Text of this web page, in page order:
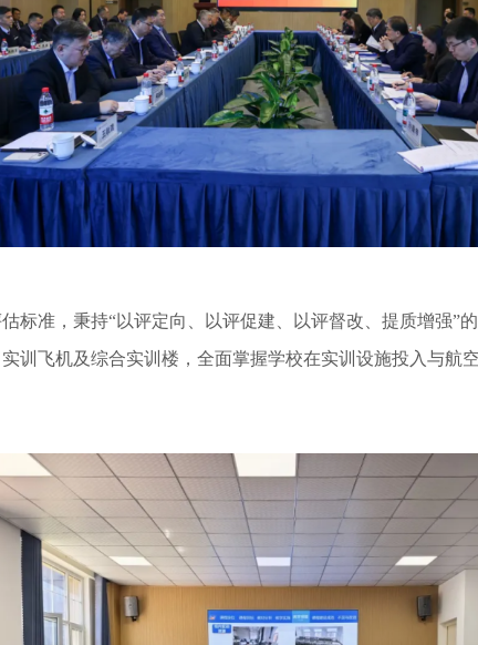
标准，秉持“以评定向、以评促建、以评督改、提质增强”
训飞机及综合实训楼，全面掌握学校在实训设施投入与航